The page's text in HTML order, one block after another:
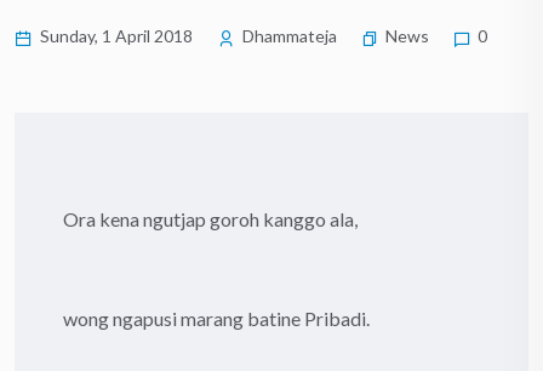
Sunday, 1 April 2018 Dhammateja News 0
Ora kena ngutjap goroh kanggo ala,
wong ngapusi marang batine Pribadi.